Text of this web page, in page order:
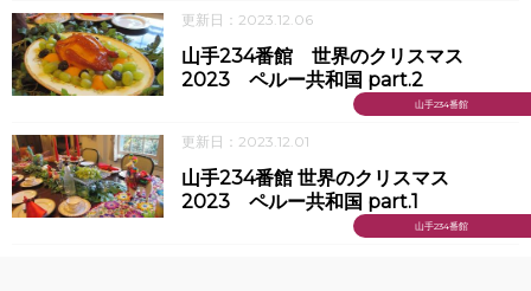
更新日：2023.12.06
山手234番館
山手234番館 世界のクリスマス
2023 ペルー共和国 part.2
更新日：2023.12.01
山手234番館
山手234番館 世界のクリスマス
2023 ペルー共和国 part.1